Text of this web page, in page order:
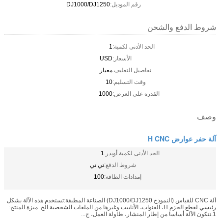
رقم الموديل:DJ1000/DJ1250
شروط الدفع والشحن
الحد الأدنى لكمية:1
الأسعار:USD
تفاصيل التغليف:معيار
وقت التسليم:10
القدرة على العرض:1000
وصف
آلة حفر عوارض H CNC
الحد الأدنى لكمية أويدر:1
شروط الدفع:تي تي
إمدادات الطاقة:100
آلة CNC للقياس (النموذج DJ1000/DJ1250) الصناعة المطبقة:تستخدم هذه الآلة بشكل
رئيسي لقطع الحزم H، القنوات، الأنابيب وغيرها من الملفات الشخصية الخ. ميزة المنتج:
1.تتكون الآلة أساسا من إطار المنشار، طاولة العمل، ج...